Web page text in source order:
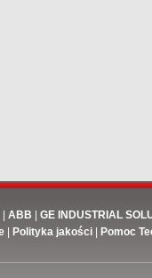
ABB GE INDUSTRIAL
Polityka jakości Pomoc